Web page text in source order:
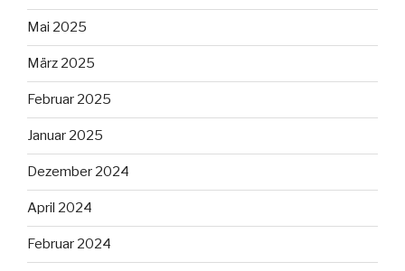
Mai 2025
März 2025
Februar 2025
Januar 2025
Dezember 2024
April 2024
Februar 2024